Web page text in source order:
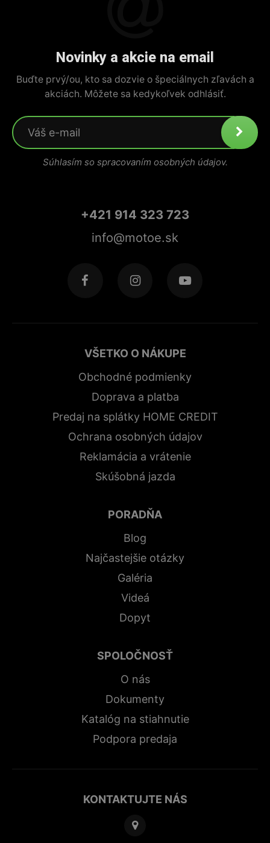
Novinky a akcie na email
Buďte prvý/ou, kto sa dozvie o špeciálnych zľavách a
akciách. Môžete sa kedykoľvek odhlásiť.
Súhlasím so spracovaním osobných údajov.
+421 914 323 723
info@motoe.sk
VŠETKO O NÁKUPE
Obchodné podmienky
Doprava a platba
Predaj na splátky HOME CREDIT
Ochrana osobných údajov
Reklamácia a vrátenie
Skúšobná jazda
PORADŇA
Blog
Najčastejšie otázky
Galéria
Videá
Dopyt
SPOLOČNOSŤ
O nás
Dokumenty
Katalóg na stiahnutie
Podpora predaja
KONTAKTUJTE NÁS